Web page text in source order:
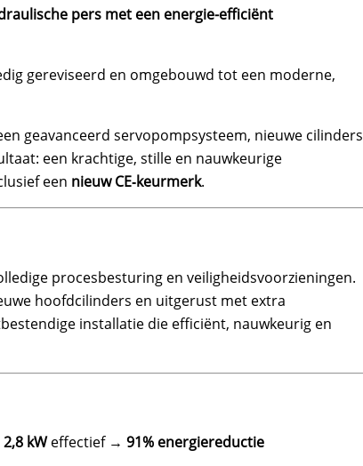
pers met een energie-efficiënt
gereviseerd en omgebouwd tot een moderne,
geavanceerd servopompsysteem, nieuwe cilinders
een krachtige, stille en nauwkeurige
een nieuw CE‑keurmerk.
procesbesturing en veiligheidsvoorzieningen.
hoofdcilinders en uitgerust met extra
installatie die efficiënt, nauwkeurig en
2,8 kWeffectief → 91% energiereductie